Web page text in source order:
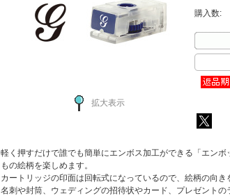
拡大表示
購入数:
軽く押すだけで誰でも簡単にエンボス加工ができる「エン
もの絵柄を楽しめます。
カートリッジの印面は回転式になっているので、絵柄の向き
名刺や封筒、ウェディングの招待状やカード、プレゼント